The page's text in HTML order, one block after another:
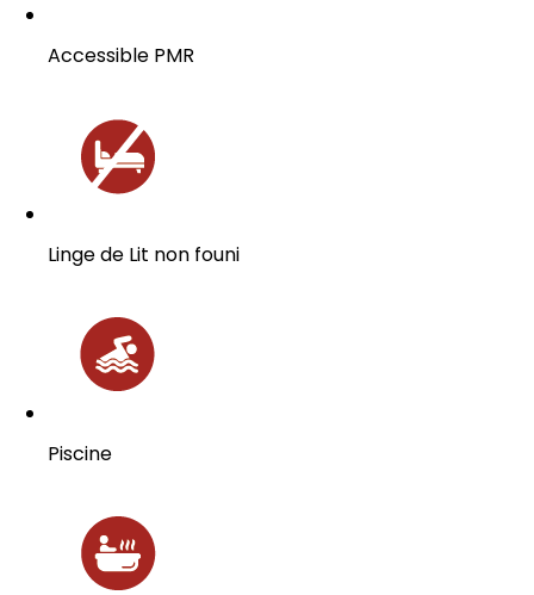
Accessible PMR
Linge de Lit non founi
Piscine